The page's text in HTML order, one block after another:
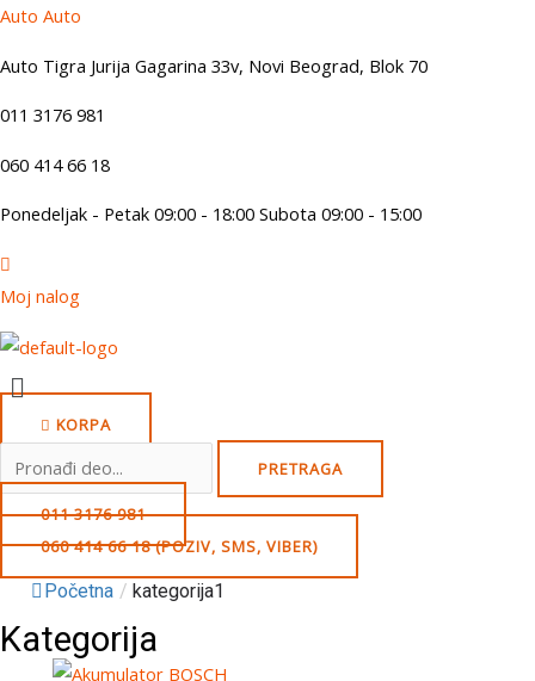
Skip
content
Auto Auto
Auto Tigra Jurija Gagarina 33v, Novi Beograd, Blok 70
011 3176 981
060 414 66 18
Ponedeljak - Petak 09:00 - 18:00 Subota 09:00 - 15:00
Moj nalog
Menu
KORPA
for:
PRETRAGA
011 3176 981
060 414 66 18 (POZIV, SMS, VIBER)
Početna / kategorija1
Kategorija